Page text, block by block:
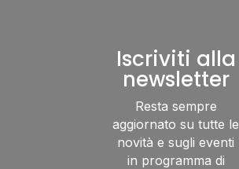
Iscriviti alla
newsletter
Resta sempre
aggiornato su tutte le
novità e sugli eventi
in programma di